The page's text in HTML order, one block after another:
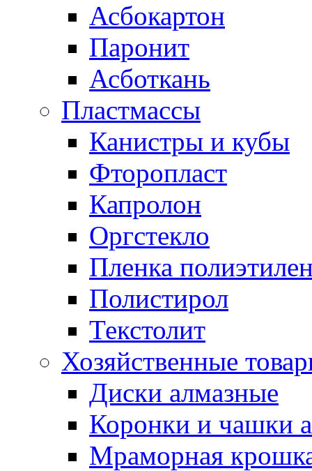
Асбокартон
Паронит
Асботкань
Пластмассы
Канистры и кубы
Фторопласт
Капролон
Оргстекло
Пленка
Полистирол
Текстолит
Хозяйственные
Диски алмазные
Коронки и чашки
Мраморная